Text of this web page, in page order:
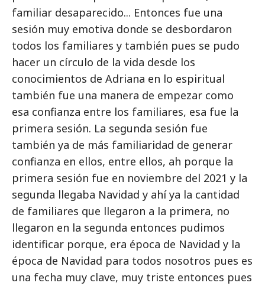
familiar desaparecido... Entonces fue una
sesión muy emotiva donde se desbordaron
todos los familiares y también pues se pudo
hacer un círculo de la vida desde los
conocimientos de Adriana en lo espiritual
también fue una manera de empezar como
esa confianza entre los familiares, esa fue la
primera sesión. La segunda sesión fue
también ya de más familiaridad de generar
confianza en ellos, entre ellos, ah porque la
primera sesión fue en noviembre del 2021 y la
segunda llegaba Navidad y ahí ya la cantidad
de familiares que llegaron a la primera, no
llegaron en la segunda entonces pudimos
identificar porque, era época de Navidad y la
época de Navidad para todos nosotros pues es
una fecha muy clave, muy triste entonces pues